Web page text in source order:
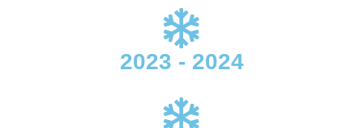
2023 - 2024